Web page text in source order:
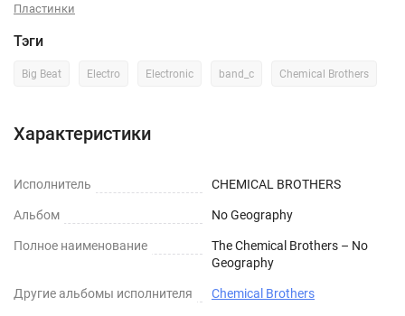
Пластинки
Тэги
Big Beat Electro Electronic band_c Chemical Brothers
Характеристики
Исполнитель CHEMICAL BROTHERS
Альбом No Geography
Полное наименование
The Chemical Brothers – No
Geography
Другие альбомы исполнителя Chemical Brothers